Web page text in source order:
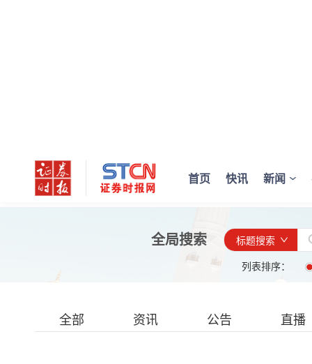
首页 快讯 新闻
全局搜索
标题搜索
列表排序：
全部 资讯 公告 直播